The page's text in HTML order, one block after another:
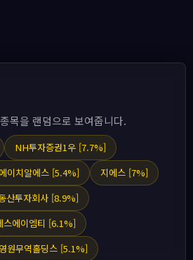
목을 랜덤으로 보여줍니다.
NH투자증권1우 [7.7%]
에이치알에스 [5.4%]
지에스 [7%]
산투자회사 [8.9%]
스에이엠티 [6.1%]
영원무역홀딩스 [5.1%]